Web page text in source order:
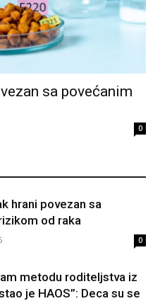
sa povećanim
0
hrani povezan sa
od raka
0
metodu roditeljstva iz
je HAOS”: Deca su se